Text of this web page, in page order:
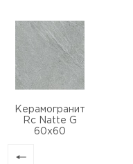
Керамогранит
Rc Natte G
60х60